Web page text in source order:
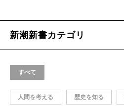
新潮新書カテゴリ
すべて
人間を考える 歴史を知る